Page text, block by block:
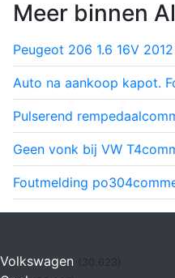
Meer binnen
Peugeot 206 1.6 16V
Auto na aankoop kapot.
Pulserend rempedaal
Geen vonk bij VW T4
Foutmelding po304
Volkswagen (30.623)